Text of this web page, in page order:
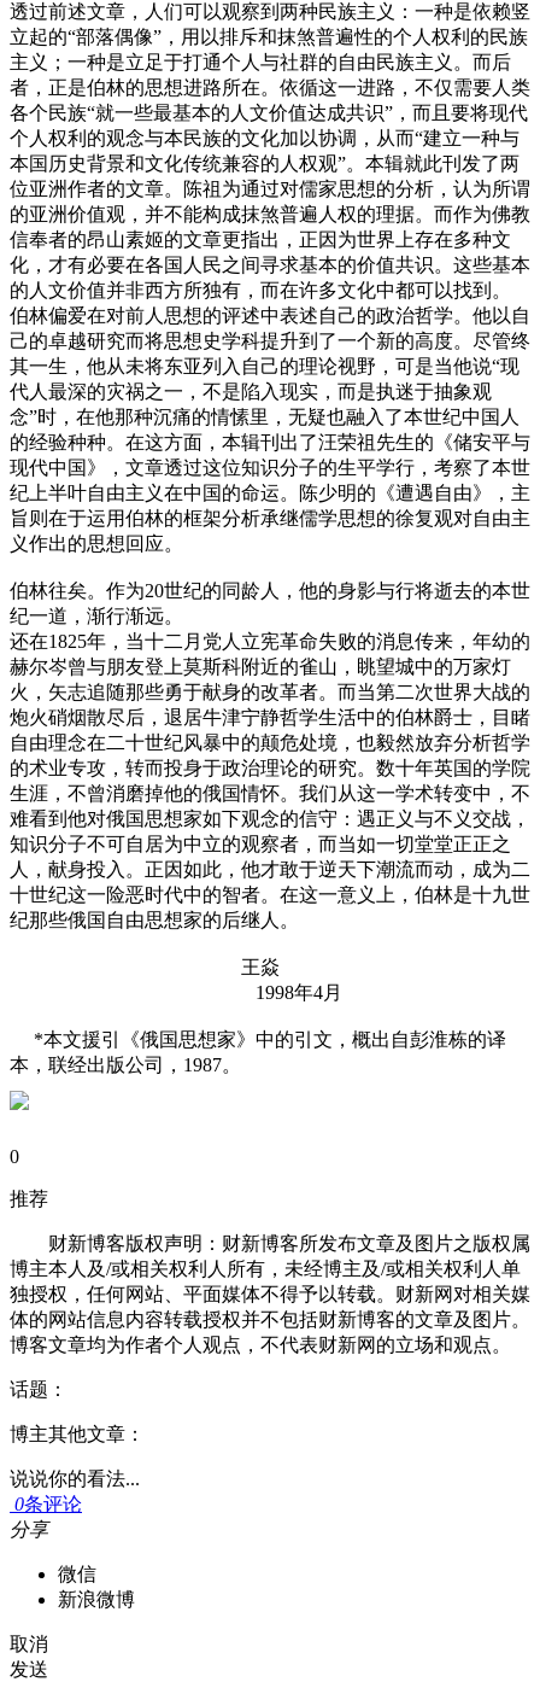
透过前述文章，人们可以观察到两种民族主义：一种是依赖竖
立起的“部落偶像”，用以排斥和抹煞普遍性的个人权利的民族
主义；一种是立足于打通个人与社群的自由民族主义。而后
者，正是伯林的思想进路所在。依循这一进路，不仅需要人类
各个民族“就一些最基本的人文价值达成共识”，而且要将现代
个人权利的观念与本民族的文化加以协调，从而“建立一种与
本国历史背景和文化传统兼容的人权观”。本辑就此刊发了两
位亚洲作者的文章。陈祖为通过对儒家思想的分析，认为所谓
的亚洲价值观，并不能构成抹煞普遍人权的理据。而作为佛教
信奉者的昂山素姬的文章更指出，正因为世界上存在多种文
化，才有必要在各国人民之间寻求基本的价值共识。这些基本
的人文价值并非西方所独有，而在许多文化中都可以找到。
伯林偏爱在对前人思想的评述中表述自己的政治哲学。他以自
己的卓越研究而将思想史学科提升到了一个新的高度。尽管终
其一生，他从未将东亚列入自己的理论视野，可是当他说“现
代人最深的灾祸之一，不是陷入现实，而是执迷于抽象观
念”时，在他那种沉痛的情愫里，无疑也融入了本世纪中国人
的经验种种。在这方面，本辑刊出了汪荣祖先生的《储安平与
现代中国》，文章透过这位知识分子的生平学行，考察了本世
纪上半叶自由主义在中国的命运。陈少明的《遭遇自由》，主
旨则在于运用伯林的框架分析承继儒学思想的徐复观对自由主
义作出的思想回应。
伯林往矣。作为20世纪的同龄人，他的身影与行将逝去的本世
纪一道，渐行渐远。
还在1825年，当十二月党人立宪革命失败的消息传来，年幼的
赫尔岑曾与朋友登上莫斯科附近的雀山，眺望城中的万家灯
火，矢志追随那些勇于献身的改革者。而当第二次世界大战的
炮火硝烟散尽后，退居牛津宁静哲学生活中的伯林爵士，目睹
自由理念在二十世纪风暴中的颠危处境，也毅然放弃分析哲学
的术业专攻，转而投身于政治理论的研究。数十年英国的学院
生涯，不曾消磨掉他的俄国情怀。我们从这一学术转变中，不
难看到他对俄国思想家如下观念的信守：遇正义与不义交战，
知识分子不可自居为中立的观察者，而当如一切堂堂正正之
人，献身投入。正因如此，他才敢于逆天下潮流而动，成为二
十世纪这一险恶时代中的智者。在这一意义上，伯林是十九世
纪那些俄国自由思想家的后继人。
王焱
1998年4月
*本文援引《俄国思想家》中的引文，概出自彭淮栋的译
本，联经出版公司，1987。
0
推荐
财新博客版权声明：财新博客所发布文章及图片之版权属
博主本人及/或相关权利人所有，未经博主及/或相关权利人单
独授权，任何网站、平面媒体不得予以转载。财新网对相关媒
体的网站信息内容转载授权并不包括财新博客的文章及图片。
博客文章均为作者个人观点，不代表财新网的立场和观点。
话题：
博主其他文章：
说说你的看法...
0条评论
分享
微信
新浪微博
取消
发送